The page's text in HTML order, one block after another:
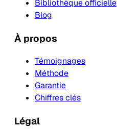
Bibliothèque officielle
Blog
À propos
Témoignages
Méthode
Garantie
Chiffres clés
Légal